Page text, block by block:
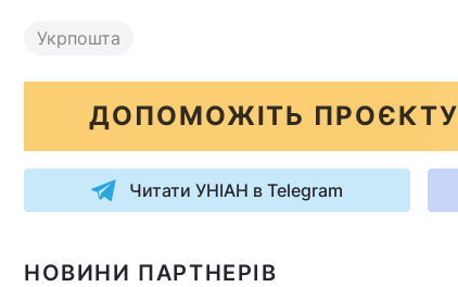
Укрпошта
ДОПОМОЖІТЬ ПРОЄКТУ
Читати УНІАН в Telegram
НОВИНИ ПАРТНЕРІВ